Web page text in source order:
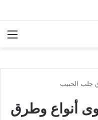
جلب الحبيب
أنواع وطرق